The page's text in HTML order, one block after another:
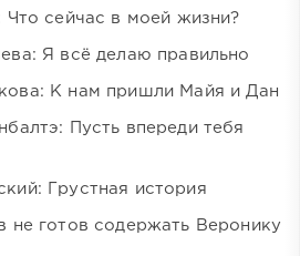
Что сейчас в моей жизни?
Я всё делаю правильно
К нам пришли Майя и Дан
Пусть впереди тебя
Грустная история
не готов содержать Веронику